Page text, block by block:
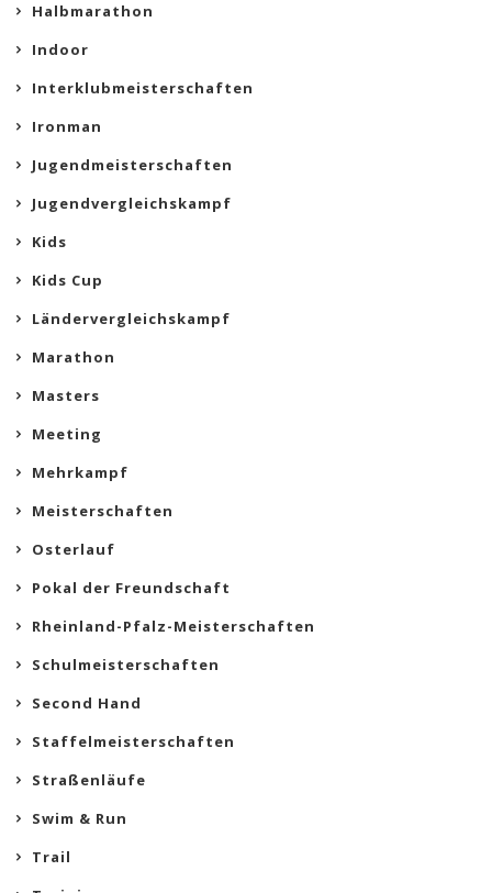
Halbmarathon
Indoor
Interklubmeisterschaften
Ironman
Jugendmeisterschaften
Jugendvergleichskampf
Kids
Kids Cup
Ländervergleichskampf
Marathon
Masters
Meeting
Mehrkampf
Meisterschaften
Osterlauf
Pokal der Freundschaft
Rheinland-Pfalz-Meisterschaften
Schulmeisterschaften
Second Hand
Staffelmeisterschaften
Straßenläufe
Swim & Run
Trail